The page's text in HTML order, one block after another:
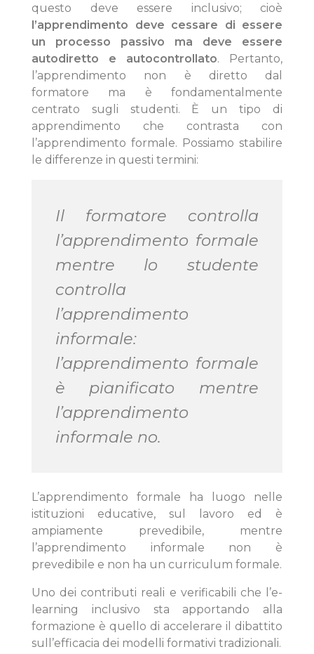
questo deve essere inclusivo; cioè
l’apprendimento deve cessare di essere
un processo passivo ma deve essere
autodiretto e autocontrollato. Pertanto,
l’apprendimento non è diretto dal
formatore ma è fondamentalmente
centrato sugli studenti. È un tipo di
apprendimento che contrasta con
l’apprendimento formale. Possiamo stabilire
le differenze in questi termini:
Il formatore controlla
l’apprendimento formale
mentre lo studente
controlla
l’apprendimento
informale:
l’apprendimento formale
è pianificato mentre
l’apprendimento
informale no.
L’apprendimento formale ha luogo nelle
istituzioni educative, sul lavoro ed è
ampiamente prevedibile, mentre
l’apprendimento informale non è
prevedibile e non ha un curriculum formale.
Uno dei contributi reali e verificabili che l’e-
learning inclusivo sta apportando alla
formazione è quello di accelerare il dibattito
sull’efficacia dei modelli formativi tradizionali.